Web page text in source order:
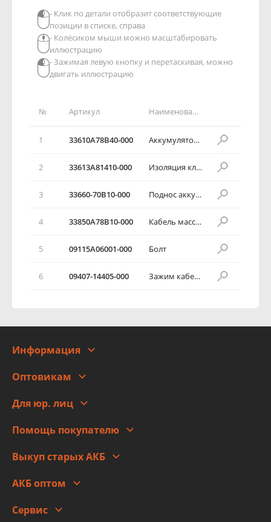
№ Артикул Наименование детали
1 33610А78В40-000 Аккумуляторная батарея в сборе
2 33613А81410-000 Изоляция клеммы аккумулятора
3 33660-70В10-000 Поднос аккумулятора
4 33850А78В10-000 Кабель массы аккумулятора
5 09115А06001-000 Болт
6 09407-14405-000 Зажим кабеля
- Клик по детали отобразит соответствующие
позиции в списке, справа
- Колёсиком мыши можно масштабировать
иллюстрацию
- Зажимая левую кнопку и перетаскивая, можно
двигать иллюстрацию
Информация
Адреса
Новости
Правовая информация
Оптовикам
Для юр. лиц
Помощь покупателю
Оплата
Гарантии и возврат
Выкуп старых АКБ
АКБ оптом
Сервис